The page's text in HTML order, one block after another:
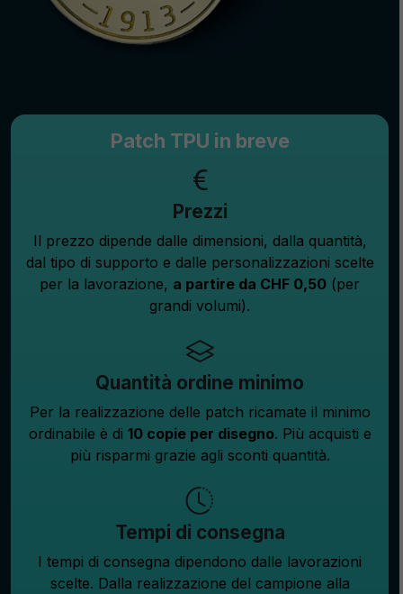
Patch TPU in breve
Prezzi
Il prezzo dipende dalle dimensioni, dalla quantità,
dal tipo di supporto e dalle personalizzazioni scelte
per la lavorazione, a partire da CHF 0,50 (per
grandi volumi).
Quantità ordine minimo
Per la realizzazione delle patch ricamate il minimo
ordinabile è di 10 copie per disegno. Più acquisti e
più risparmi grazie agli sconti quantità.
Tempi di consegna
I tempi di consegna dipendono dalle lavorazioni
scelte. Dalla realizzazione del campione alla